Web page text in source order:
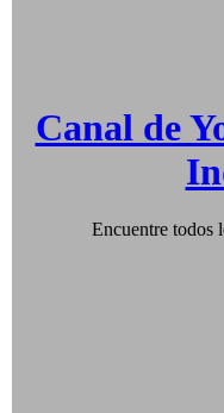
Canal de
Encuentre todos